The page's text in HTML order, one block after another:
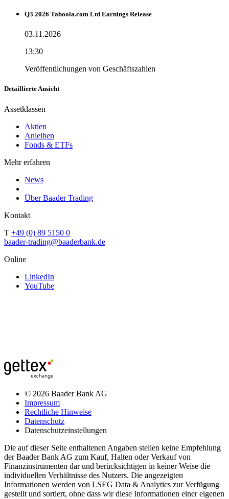
Q3 2026 Taboola.com Ltd Earnings Release
03.11.2026
13:30
Veröffentlichungen von Geschäftszahlen
Detaillierte Ansicht
Assetklassen
Aktien
Anleihen
Fonds & ETFs
Mehr erfahren
News
Über Baader Trading
Kontakt
T +49 (0) 89 5150 0
baader-trading@baaderbank.de
Online
LinkedIn
YouTube
© 2026 Baader Bank AG
Impressum
Rechtliche Hinweise
Datenschutz
Datenschutzeinstellungen
Die auf dieser Seite enthaltenen Angaben stellen keine Empfehlung
der Baader Bank AG zum Kauf, Halten oder Verkauf von
Finanzinstrumenten dar und berücksichtigen in keiner Weise die
individuellen Verhältnisse des Nutzers. Die angezeigten
Informationen werden von LSEG Data & Analytics zur Verfügung
gestellt und sortiert, ohne dass wir diese Informationen einer eigenen